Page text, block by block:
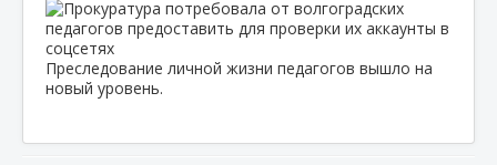
Преследование личной жизни педагогов вышло на
новый уровень.